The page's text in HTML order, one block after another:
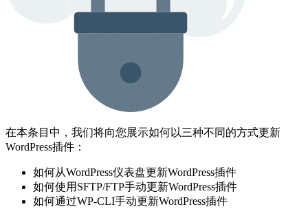
在本条目中，我们将向您展示如何以三种不同的方式更新
WordPress插件：
如何从WordPress仪表盘更新WordPress插件
如何使用SFTP/FTP手动更新WordPress插件
如何通过WP-CLI手动更新WordPress插件